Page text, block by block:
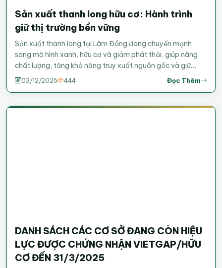
Sản xuất thanh long hữu cơ: Hành trình
giữ thị trường bền vững
Sản xuất thanh long tại Lâm Đồng đang chuyển mạnh
sang mô hình xanh, hữu cơ và giảm phát thải, giúp nâng
chất lượng, tăng khả năng truy xuất nguồn gốc và giữ
vững vị thế của vùng trồng trên thị trường quốc tế.&nbsp;
xuat-thanh-long-huu-co-hanh-trinh-giu-thi-truong-
03/12/2025 444 Đọc Thêm
DANH SÁCH CÁC CƠ SỞ ĐANG CÒN HIỆU
LỰC ĐƯỢC CHỨNG NHẬN VIETGAP/HỮU
CƠ ĐẾN 31/3/2025